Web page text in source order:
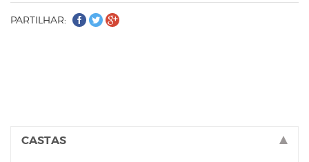
PARTILHAR:
CASTAS